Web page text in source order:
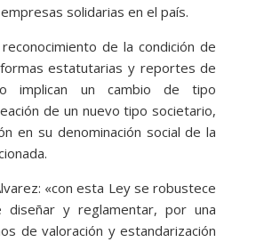
solidarias en el país.
de la condición de
estatutarias y reportes de
implican un cambio de tipo
de un nuevo tipo societario,
en su denominación social de la
«con esta Ley se robustece
diseñar y reglamentar, por una
de valoración y estandarización